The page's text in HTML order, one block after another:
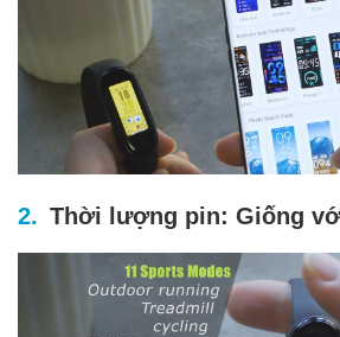
Thời lượng pin: Giống